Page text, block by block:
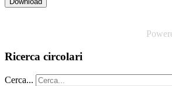
Ricerca circolari
Cerca...